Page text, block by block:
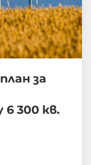
за
300 кв.